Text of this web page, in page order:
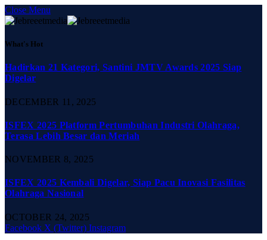
Close Menu
What's Hot
Hadirkan 21 Kategori, Santini JMTV Awards 2025 Siap
Digelar
DECEMBER 11, 2025
ISFEX 2025 Platform Pertumbuhan Industri Olahraga,
Terasa Lebih Besar dan Meriah
NOVEMBER 8, 2025
ISFEX 2025 Kembali Digelar, Siap Pacu Inovasi Fasilitas
Olahraga Nasional
OCTOBER 24, 2025
Facebook X (Twitter) Instagram